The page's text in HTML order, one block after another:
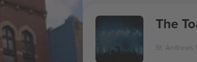
The
St. Andrews